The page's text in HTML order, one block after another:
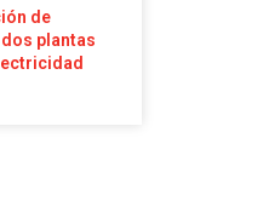
de
dos plantas